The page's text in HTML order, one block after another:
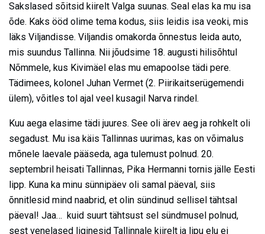
Sakslased sõitsid kiirelt Valga suunas. Seal elas ka mu isa
õde. Kaks ööd olime tema kodus, siis leidis isa veoki, mis
läks Viljandisse. Viljandis omakorda õnnestus leida auto,
mis suundus Tallinna. Nii jõudsime 18. augusti hilisõhtul
Nõmmele, kus Kivimäel elas mu emapoolse tädi pere.
Tädimees, kolonel Juhan Vermet (2. Piirikaitserügemendi
ülem), võitles tol ajal veel kusagil Narva rindel.
Kuu aega elasime tädi juures. See oli ärev aeg ja rohkelt oli
segadust. Mu isa käis Tallinnas uurimas, kas on võimalus
mõnele laevale pääseda, aga tulemust polnud. 20.
septembril heisati Tallinnas, Pika Hermanni tornis jälle Eesti
lipp. Kuna ka minu sünnipäev oli samal päeval, siis
õnnitlesid mind naabrid, et olin sündinud sellisel tähtsal
päeval! Jaa… kuid suurt tähtsust sel sündmusel polnud,
sest venelased liginesid Tallinnale kiirelt ja lipu elu ei